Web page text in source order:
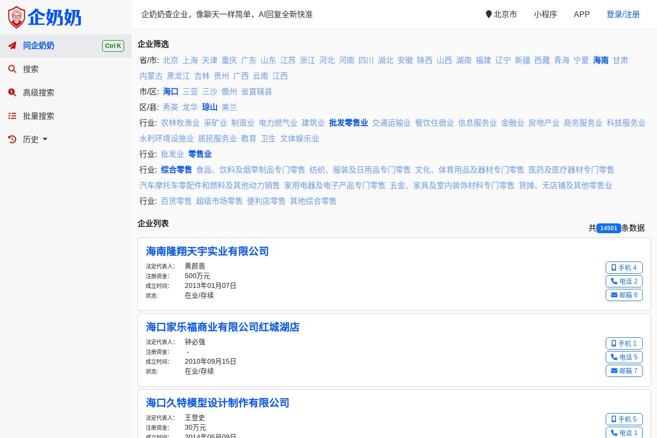
Ctrl K
问企奶奶
搜索
高级搜索
批量搜索
历史
企奶奶查企业，像聊天一样简单，AI回复全新快准 北京市 小程序 APP 登录/注册
企业筛选
省/市: 北京 上海 天津 重庆 广东 山东 江苏 浙江 河北 河南 四川 湖北 安徽 陕西 山西 湖南 福建 辽宁 新疆 西藏 青海 宁夏 海南 甘肃
内蒙古 黑龙江 吉林 贵州 广西 云南 江西
市/区: 海口 三亚 三沙 儋州
省直辖县
区/县: 秀英 龙华 琼山 美兰
行业: 农林牧渔业 采矿业 制造业 电力燃气业 建筑业 批发零售业 交通运输业 餐饮住宿业 信息服务业 金融业 房地产业 商务服务业 科技服务业
水利环境设施业 居民服务业 教育 卫生 文体娱乐业
行业: 批发业 零售业
行业: 综合零售 食品、饮料及烟草制品专门零售 纺织、服装及日用品专门零售 文化、体育用品及器材专门零售
医药及医疗器材专门零售
汽车摩托车零配件和燃料及其他动力销售 家用电器及电子产品专门零售 五金、家具及室内装饰材料专门零售 货摊、无店铺及其他零售业
行业: 百货零售 超级市场零售 便利店零售 其他综合零售
共 14501 条数据
企业列表
海南隆翔天宇实业有限公司
手机 4
电话 2
邮箱 8
法定代表人： 黄颜翡
注册资金： 500万元
成立时间： 2013年01月07日
状态: 在业/存续
海口家乐福商业有限公司红城湖店
手机 1
电话 5
邮箱 7
法定代表人： 钟必强
注册资金： -
成立时间： 2010年09月15日
状态: 在业/存续
海口久特模型设计制作有限公司
手机 5
电话 1
法定代表人： 王登史
注册资金： 30万元